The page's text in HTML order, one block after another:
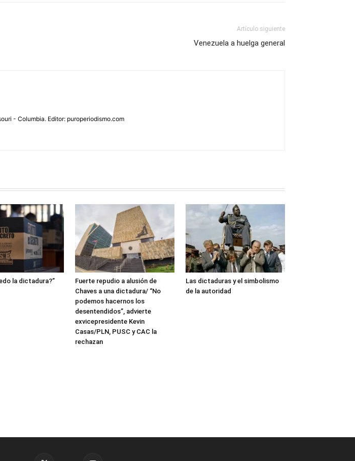
Artículo siguiente
Venezuela a huelga general
- Columbia. Editor: puroperiodismo.com
la dictadura?”
Fuerte repudio a alusión de
Chaves a una dictadura/ “No
podemos hacernos los
desentendidos”, advierte
exvicepresidente Kevin
Casas/PLN, PUSC y CAC la
rechazan
Las dictaduras y el simbolismo
de la autoridad